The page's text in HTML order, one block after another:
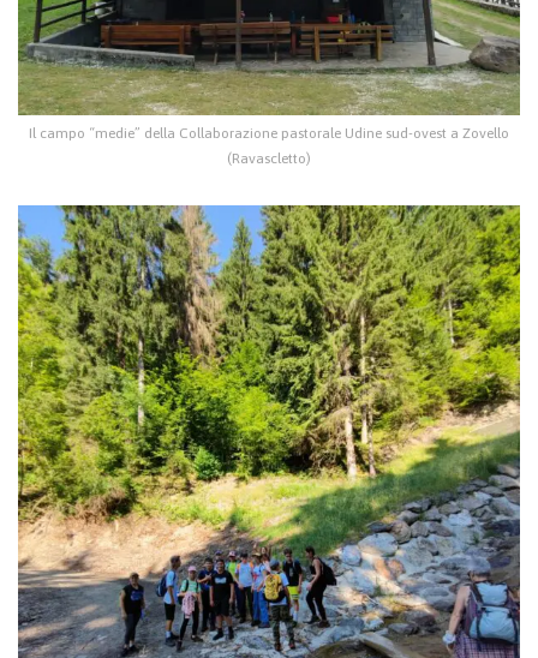
Il campo “medie” della Collaborazione pastorale Udine sud-ovest a Zovello
(Ravascletto)